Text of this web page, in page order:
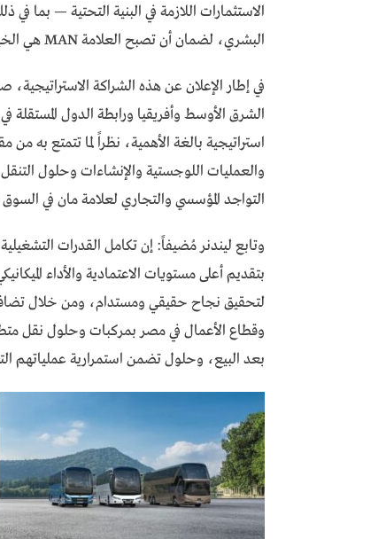
الاستثمارات اللازمة في البنية التحتية — بما في
البشري، لضمان أن تصبح العلامة MAN هي الخيار الأول والرائد بلا منازع في سوق المركبات التجارية في مصر”.
في إطار الإعلان عن هذه الشراكة
استراتيجية بالغة الأهمية، نظراً لما تتمتع به
التواجد المؤسسي والتجاري لعلامة مان في السوق
بتقديم أعلى مستويات الاعتمادية والأداء
لتحقيق نجاح حقيقي ومستدام، ومن خلال
وقطاع الأعمال في مصر بمركبات وحلول نقل
بعد البيع، وحلول تضمن استمرارية عملياتهم